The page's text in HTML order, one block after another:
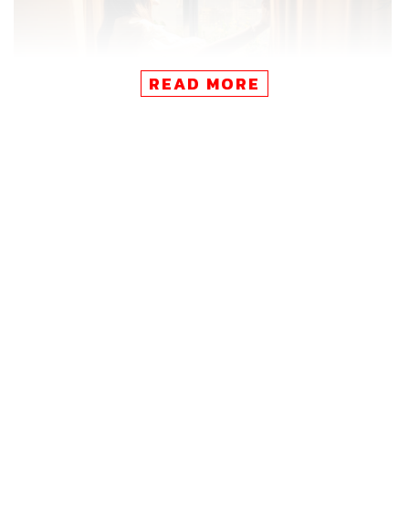
READ MORE